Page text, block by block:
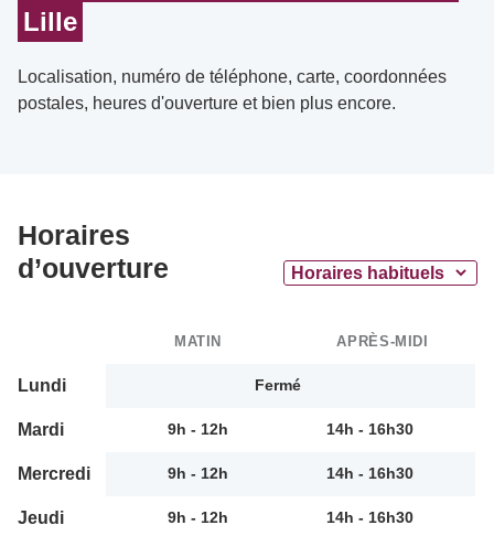
Lille
Localisation, numéro de téléphone, carte, coordonnées
postales, heures d'ouverture et bien plus encore.
Horaires
d’ouverture
MATIN APRÈS-MIDI
Lundi Fermé
Mardi 9h - 12h 14h - 16h30
Mercredi 9h - 12h 14h - 16h30
Jeudi 9h - 12h 14h - 16h30